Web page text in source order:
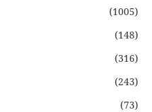
(1005)
(148)
(316)
(243)
(73)